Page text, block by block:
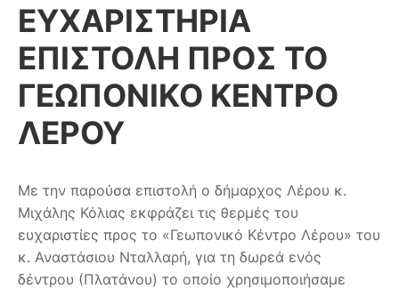
ΕΥΧΑΡΙΣΤΗΡΙΑ
ΕΠΙΣΤΟΛΗ ΠΡΟΣ ΤΟ
ΓΕΩΠΟΝΙΚΟ ΚΕΝΤΡΟ
ΛΕΡΟΥ
Με την παρούσα επιστολή ο δήμαρχος Λέρου κ.
Μιχάλης Κόλιας εκφράζει τις θερμές του
ευχαριστίες προς το «Γεωπονικό Κέντρο Λέρου» του
κ. Αναστάσιου Νταλλαρή, για τη δωρεά ενός
δέντρου (Πλατάνου) το οποίο χρησιμοποιήσαμε